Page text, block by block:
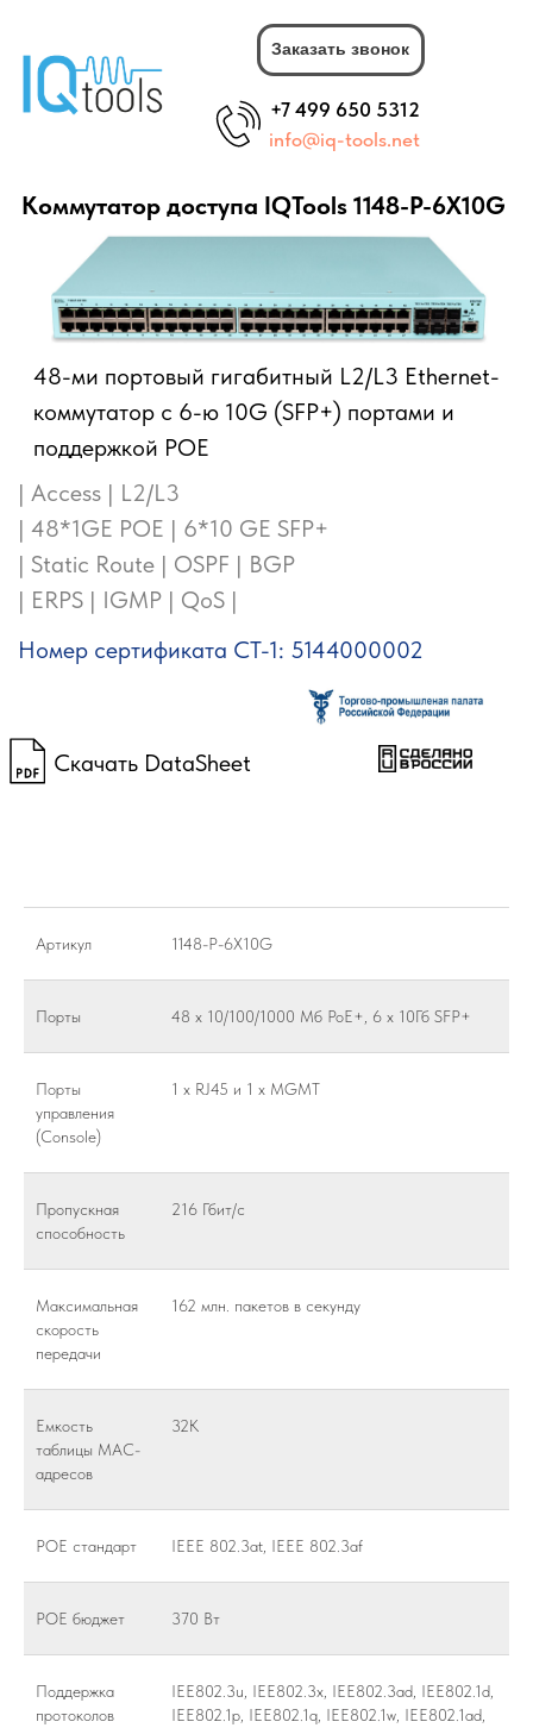
+7 499 650 5312
info@iq-tools.net
Заказать звонок
Коммутатор доступа IQTools 1148-P-6X10G
48-ми портовый гигабитный L2/L3 Ethernet-
коммутатор c 6-ю 10G (SFP+) портами и
поддержкой POE
| 48*1GE POE | 6*10 GE SFP+
| Static Route | OSPF | BGP
| ERPS | IGMP | QoS |
Скачать DataSheet
Номер сертификата СТ-1: 5144000002
Артикул 1148-P-6X10G
Порты 48 x 10/100/1000 Мб PoE+, 6 x 10Гб SFP+
Порты
управления
(Console)
1 x RJ45 и 1 x MGMT
Пропускная
способность
216 Гбит/c
Максимальная
скорость
передачи
162 млн. пакетов в секунду
Емкость
таблицы MAC-
адресов
32K
POE стандарт IEEE 802.3at, IEEE 802.3af
POE бюджет 370 Вт
Поддержка
протоколов
IEE802.3u, IEE802.3x, IEE802.3ad, IEE802.1d,
IEE802.1p, IEE802.1q, IEE802.1w, IEE802.1ad,